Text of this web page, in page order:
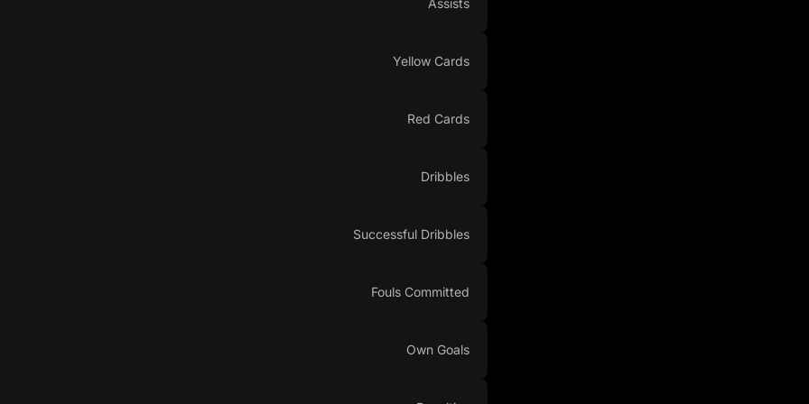
Assists
Yellow Cards
Red Cards
Dribbles
Successful Dribbles
Fouls Committed
Own Goals